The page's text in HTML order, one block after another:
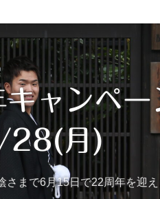
ャンペー
28(月)
まで6月15日で22周年を迎え